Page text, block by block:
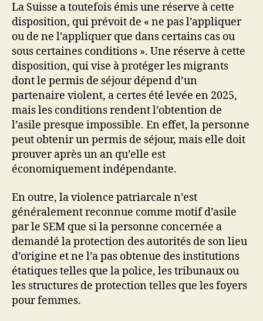
La Suisse a toutefois émis une réserve à cette
disposition, qui prévoit de « ne pas l’appliquer
ou de ne l’appliquer que dans certains cas ou
sous certaines conditions ». Une réserve à cette
disposition, qui vise à protéger les migrants
dont le permis de séjour dépend d’un
partenaire violent, a certes été levée en 2025,
mais les conditions rendent l’obtention de
l’asile presque impossible. En effet, la personne
peut obtenir un permis de séjour, mais elle doit
prouver après un an qu’elle est
économiquement indépendante.
En outre, la violence patriarcale n’est
généralement reconnue comme motif d’asile
par le SEM que si la personne concernée a
demandé la protection des autorités de son lieu
d’origine et ne l’a pas obtenue des institutions
étatiques telles que la police, les tribunaux ou
les structures de protection telles que les foyers
pour femmes.